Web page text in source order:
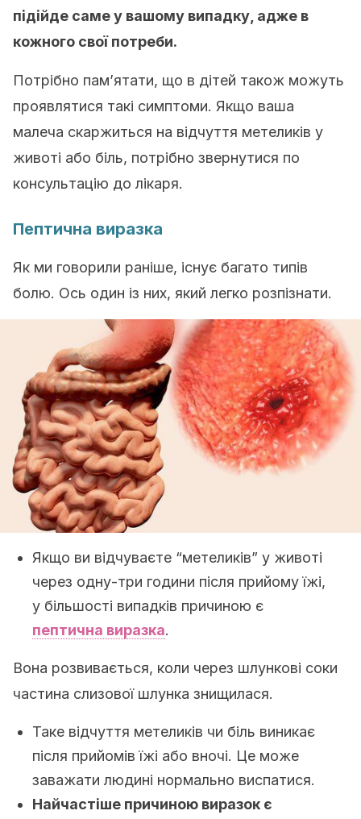
підійде саме у вашому випадку, адже в
кожного свої потреби.
Потрібно пам’ятати, що в дітей також можуть
проявлятися такі симптоми. Якщо ваша
малеча скаржиться на відчуття метеликів у
животі або біль, потрібно звернутися по
консультацію до лікаря.
Пептична виразка
Як ми говорили раніше, існує багато типів
болю. Ось один із них, який легко розпізнати.
Якщо ви відчуваєте “метеликів” у животі
через одну-три години після прийому їжі,
у більшості випадків причиною є
пептична виразка.
Вона розвивається, коли через шлункові соки
частина слизової шлунка знищилася.
Таке відчуття метеликів чи біль виникає
після прийомів їжі або вночі. Це може
заважати людині нормально виспатися.
Найчастіше причиною виразок є